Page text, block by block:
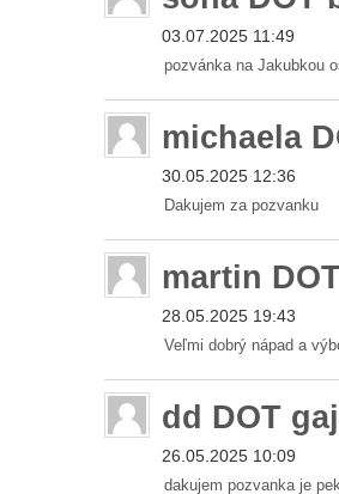
03.07.2025 11:49
pozvánka na Jakubkou
michaela
30.05.2025 12:36
Dakujem za pozvanku
martin
28.05.2025 19:43
Veľmi dobrý nápad a
dd DOT
26.05.2025 10:09
dakujem pozvanka je